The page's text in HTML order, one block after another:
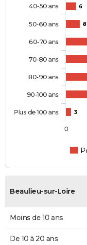
6
8
3
40-50 ans
50-60 ans
60-70 ans
70-80 ans
80-90 ans
90-100 ans
Plus de 100 ans
0
Beaulieu-sur-Loire
Moins de 10 ans
De 10 à 20 ans